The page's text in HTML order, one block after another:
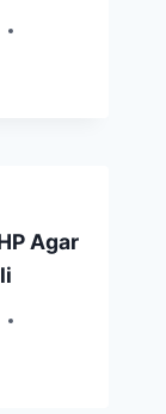
Agar